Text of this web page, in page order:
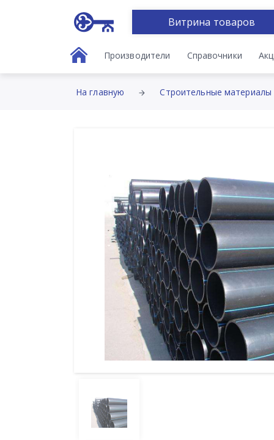
Витрина товаров
Производители Справочники
На главную Строительные материалы